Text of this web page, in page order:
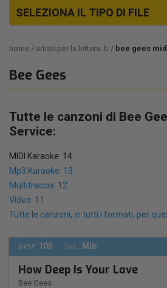
SELEZIONA IL TIPO DI FILE
home artisti per la lettera: b bee gees
Bee Gees
Tutte le canzoni di Bee
Service:
MIDI Karaoke: 14
Mp3 Karaoke: 13
Multitraccia: 12
Video: 11
Tutte le canzoni, in tutti i formati, per
BPM: 105 Ton.: MIb
How Deep Is Your Love
Bee Gees